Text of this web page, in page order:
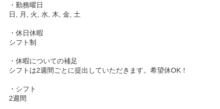
・勤務曜日
日, 月, 火, 水, 木, 金, 土
・休日休暇
シフト制
・休暇についての補足
シフトは2週間ごとに提出していただきます。希望休OK！
・シフト
2週間